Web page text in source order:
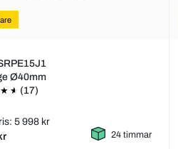
Ø40mm
(17)
5 998 kr
24 timmar